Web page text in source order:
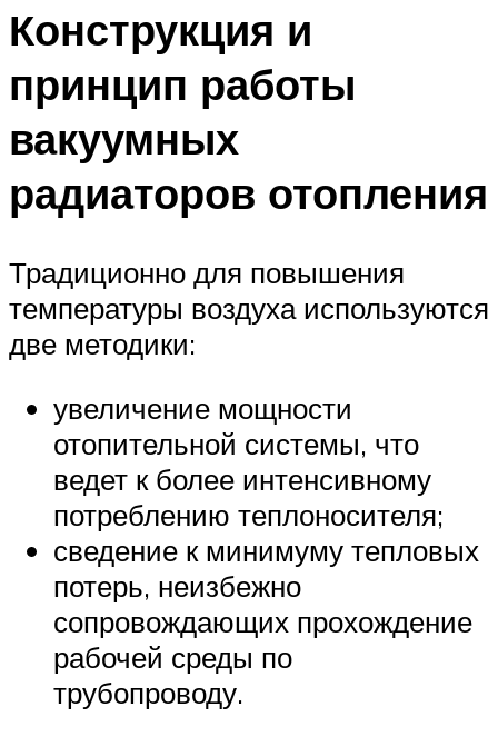
Конструкция и
принцип работы
вакуумных
радиаторов отопления
Традиционно для повышения
температуры воздуха используются
две методики:
увеличение мощности
отопительной системы, что
ведет к более интенсивному
потреблению теплоносителя;
сведение к минимуму тепловых
потерь, неизбежно
сопровождающих прохождение
рабочей среды по
трубопроводу.